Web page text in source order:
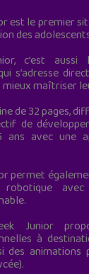
est le premier
des
c’est
s’adresse
mieux maîtriser
de 32 pages,
de
ans avec une
permet
avec
Junior
à
des